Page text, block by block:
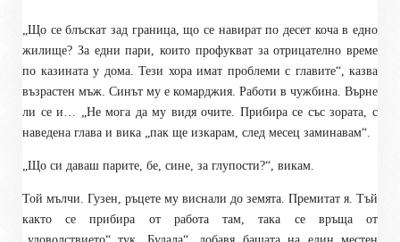
„Що се блъскат зад граница, що се навират по десет коча в едно
жилище? За едни пари, които профукват за отрицателно време
по казината у дома. Тези хора имат проблеми с главите“, казва
възрастен мъж. Синът му е комарджия. Работи в чужбина. Върне
ли се и… „Не мога да му видя очите. Прибира се със зората, с
наведена глава и вика „пак ще изкарам, след месец заминавам“.
„Що си даваш парите, бе, сине, за глупости?“, викам.
Той мълчи. Гузен, ръцете му виснали до земята. Премитат я. Тъй
както се прибира от работа там, така се връща от